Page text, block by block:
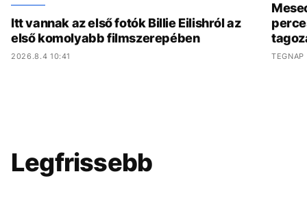
Itt vannak az első fotók Billie Eilishról az
első komolyabb filmszerepében
2026.8.4 10:41
Legfrissebb